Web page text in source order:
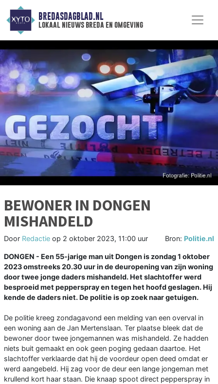
BREDASDAGBLAD.NL
lokaal nieuws breda en omgeving
BEWONER IN DONGEN
MISHANDELD
Door Redactie op 2 oktober 2023, 11:00 uur Bron: Politie.nl
DONGEN - Een 55-jarige man uit Dongen is zondag 1 oktober
2023 omstreeks 20.30 uur in de deuropening van zijn woning
door twee jonge daders mishandeld. Het slachtoffer werd
besproeid met pepperspray en tegen het hoofd geslagen. Hij
kende de daders niet. De politie is op zoek naar getuigen.
De politie kreeg zondagavond een melding van een overval in
een woning aan de Jan Mertenslaan. Ter plaatse bleek dat de
bewoner door twee jongemannen was mishandeld. Ze hadden
niets buit gemaakt en ook geen poging gedaan daartoe. Het
slachtoffer verklaarde dat hij de voordeur open deed omdat er
werd aangebeld. Hij zag voor de deur een lange jongeman met
krullend kort haar staan. Die knaap spoot direct pepperspray in